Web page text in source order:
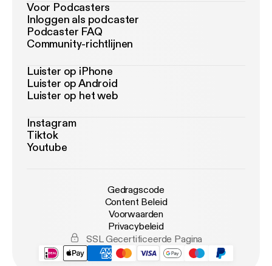
Voor Podcasters
Inloggen als podcaster
Podcaster FAQ
Community-richtlijnen
Luister op iPhone
Luister op Android
Luister op het web
Instagram
Tiktok
Youtube
Gedragscode
Content Beleid
Voorwaarden
Privacybeleid
SSL Gecertificeerde Pagina